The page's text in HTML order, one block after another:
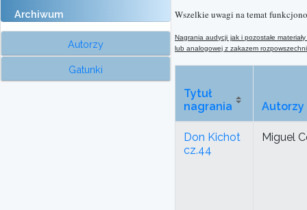
Archiwum
Autorzy
Gatunki
Wszelkie uwagi na temat
Nagrania audycji jak i pozostałe
lub analogowej z zakazem
Tytuł
nagrania
Autorzy
Don Kichot
cz.44
Miguel